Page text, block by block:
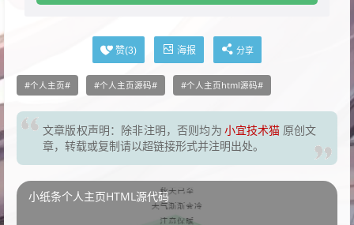
赞(3) 海报 分享
个人主页 个人主页源码 个人主页html源码
文章版权声明：除非注明，否则均为 小宜技术猫 原创文
章，转载或复制请以超链接形式并注明出处。
小纸条个人主页HTML源代码